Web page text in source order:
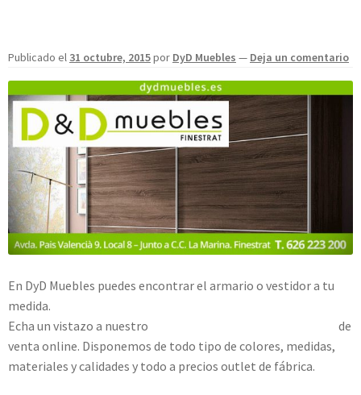
Publicado el 31 octubre, 2015por DyD Muebles — Deja un comentario
En DyD Muebles puedes encontrar el armario o vestidor a tu
medida.
Echa un vistazo a nuestro
de
venta online. Disponemos de todo tipo de colores, medidas,
materiales y calidades y todo a precios outlet de fábrica.